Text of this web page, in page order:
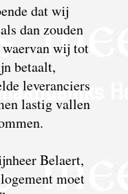
dat wij
dan zouden
waervan wij tot
betaalt,
leveranciers
lastig vallen
Belaert,
moet